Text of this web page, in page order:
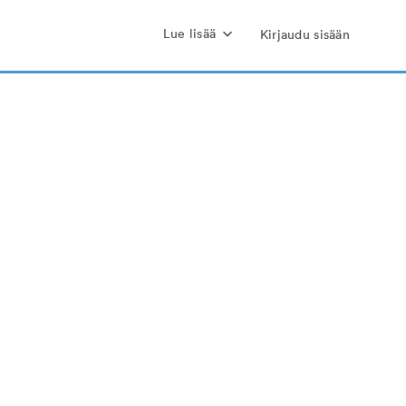
Lue lisää Kirjaudu sisään